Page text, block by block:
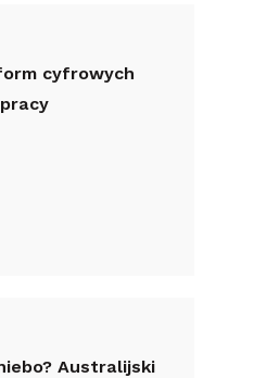
cyfrowych
Australijski